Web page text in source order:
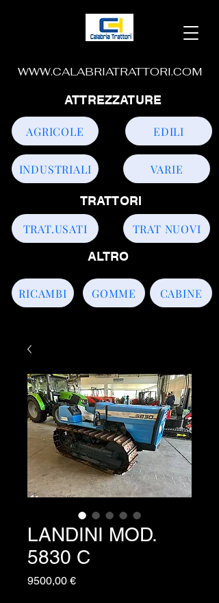
WWW.CALABRIATRATTORI.COM
TRAT.USATI TRAT NUOVI
INDUSTRIALI
AGRICOLE EDILI
VARIE
CABINE
GOMME
RICAMBI
ATTREZZATURE
TRATTORI
ALTRO
LANDINI MOD.
5830 C
9500,00 €Prezzo